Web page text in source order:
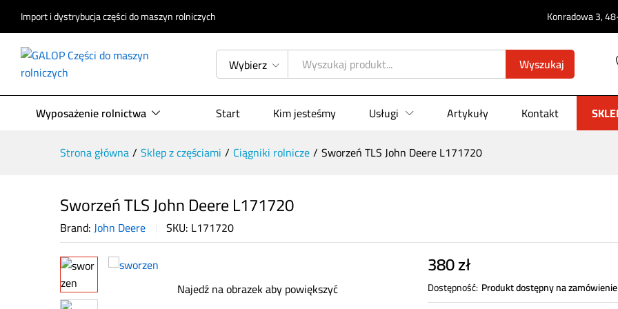
Import i dystrybucja części do maszyn rolniczych Konradowa 3,
Wybierz Wyszukaj
Wyposażenie rolnictwa Start Kim jesteśmy Usługi Artykuły Kontakt
Strona główna/ Sklep z częściami / Ciągniki rolnicze/ Sworzeń TLS John Deere L171720
Sworzeń TLS John Deere L171720
Brand:John Deere SKU: L171720
Najedź na obrazek aby powiększyć
380zł
Dostępność: Produkt dostępny na zamówienie
Opis produktu Specyfikacja